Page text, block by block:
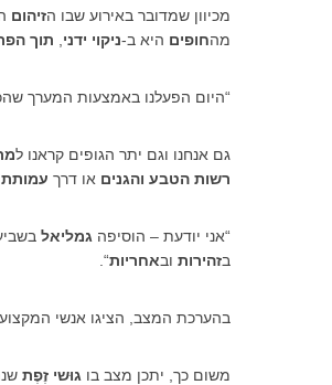
מכיוון שמדובר באירוע שבו הזיהום
מהחופים היא ב-ניקוי ידני תוך
“היום הפעלנו באמצעות המערך
גם אנחנו וגם יתר הגופים קראנו ל
רשות הטבע והגנים או דרך עמותת
“אני יודעת – הוסיפה גמליאל
בזהירות ובאחריות“.
בהערכת המצב, הציגו אנשי
משום כך, יתכן מצב בו גוּשי זֶפֶת